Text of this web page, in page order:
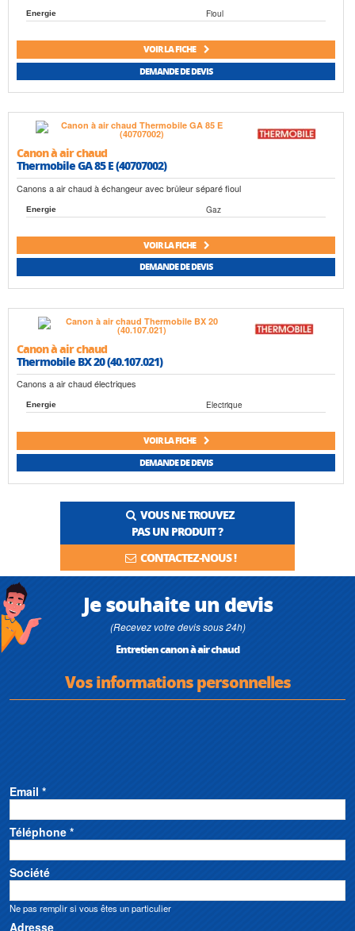
Energie Fioul
VOIR LA FICHE
DEMANDE DE DEVIS
Canon à air chaud
Thermobile GA 85 E (40707002)
Canons a air chaud à échangeur avec brûleur séparé fioul
Energie Gaz
VOIR LA FICHE
DEMANDE DE DEVIS
Canon à air chaud
Thermobile BX 20 (40.107.021)
Canons a air chaud électriques
Energie Electrique
VOIR LA FICHE
DEMANDE DE DEVIS
VOUS NE TROUVEZ
PAS UN PRODUIT ?
CONTACTEZ-NOUS !
Je souhaite un devis
(Recevez votre devis sous 24h)
Entretien canon à air chaud
Vos informations personnelles
Email *
Téléphone *
Société
Ne pas remplir si vous êtes un particulier
Adresse